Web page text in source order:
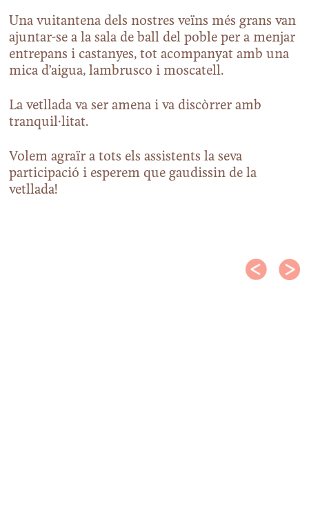
Una vuitantena dels nostres veïns més grans van
ajuntar-se a la sala de ball del poble per a menjar
entrepans i castanyes, tot acompanyat amb una
mica d’aigua, lambrusco i moscatell.
La vetllada va ser amena i va discòrrer amb
tranquil·litat.
Volem agraïr a tots els assistents la seva
participació i esperem que gaudissin de la
vetllada!